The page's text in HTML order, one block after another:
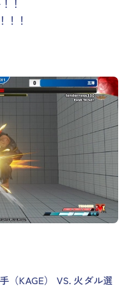
！
！！
（KAGE） VS. 火ダル選